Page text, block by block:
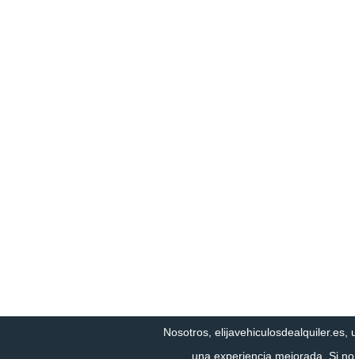
Nosotros,
una experiencia mejorada. Si